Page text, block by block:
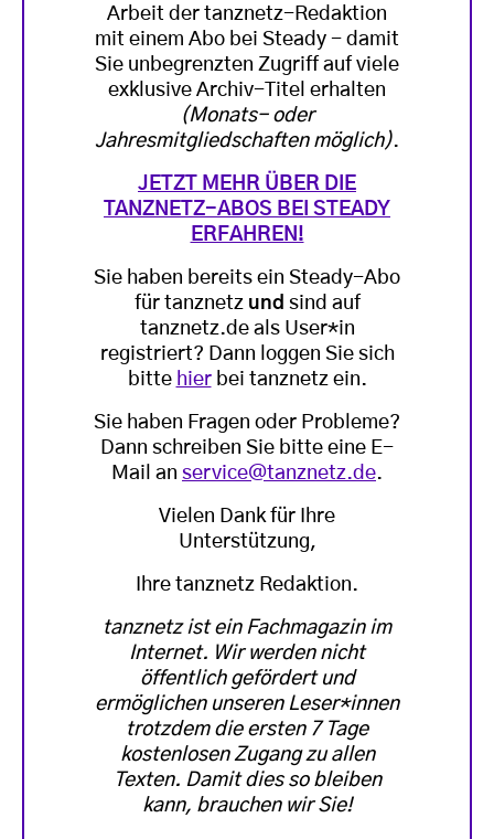
Arbeit der tanznetz-Redaktion
mit einem Abo bei Steady - damit
Sie unbegrenzten Zugriff auf viele
exklusive Archiv-Titel erhalten
(Monats- oder
Jahresmitgliedschaften möglich).
JETZT MEHR ÜBER DIE
TANZNETZ-ABOS BEI STEADY
ERFAHREN!
Sie haben bereits ein Steady-Abo
für tanznetz und sind auf
tanznetz.de als User*in
registriert? Dann loggen Sie sich
bitte hierbei tanznetz ein.
Sie haben Fragen oder Probleme?
Dann schreiben Sie bitte eine E-
Mail an service@tanznetz.de.
Vielen Dank für Ihre
Unterstützung,
Ihre tanznetz Redaktion.
tanznetz ist ein Fachmagazin im
Internet. Wir werden nicht
öffentlich gefördert und
ermöglichen unseren Leser*innen
trotzdem die ersten 7 Tage
kostenlosen Zugang zu allen
Texten. Damit dies so bleiben
kann, brauchen wir Sie!